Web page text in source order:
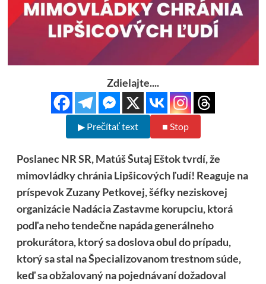
Zdielajte....
▶ Prečítať text ■ Stop
Poslanec NR SR, Matúš Šutaj Eštok tvrdí, že
mimovládky chránia Lipšicových ľudí! Reaguje na
príspevok Zuzany Petkovej, šéfky neziskovej
organizácie Nadácia Zastavme korupciu, ktorá
podľa neho tendečne napáda generálneho
prokurátora, ktorý sa doslova obul do prípadu,
ktorý sa stal na Špecializovanom trestnom súde,
keď sa obžalovaný na pojednávaní dožadoval